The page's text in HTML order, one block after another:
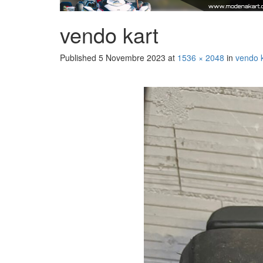
vendo kart
Published 5 Novembre 2023 at 1536 × 2048 in vendo